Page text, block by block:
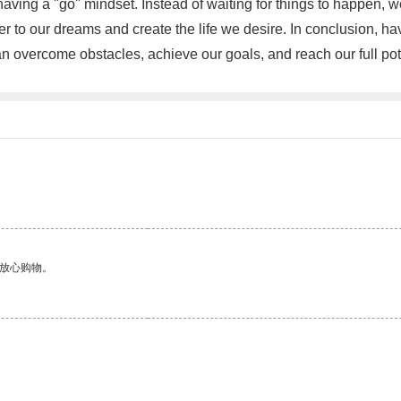
a "go" mindset. Instead of waiting for things to happen,
to our dreams and create the life we desire. In conclusion,
overcome obstacles, achieve our goals, and reach our full
心购物。